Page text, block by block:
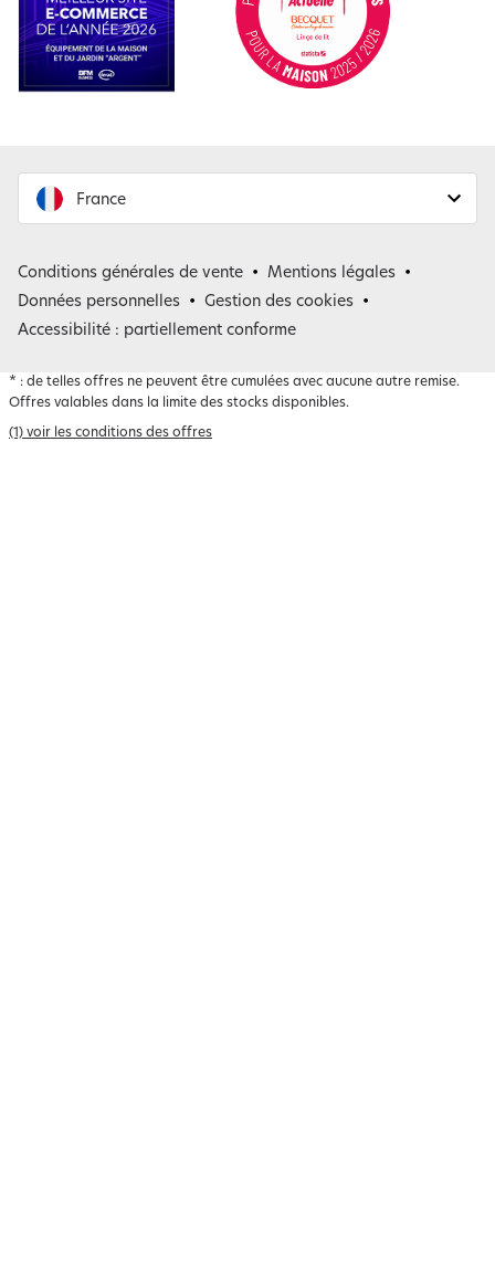
France
Belgique
Conditions générales de vente
Mentions légales
Données personnelles
Gestion des cookies
Accessibilité : partiellement conforme
* : de telles offres ne peuvent être cumulées avec aucune autre remise.
Offres valables dans la limite des stocks disponibles.
(1) voir les conditions des offres